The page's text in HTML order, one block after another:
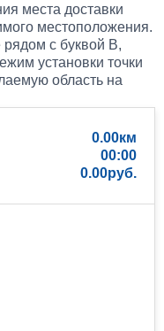
места доставки
местоположения.
с буквой B,
установки точки
область на
0.00
00:00
0.00